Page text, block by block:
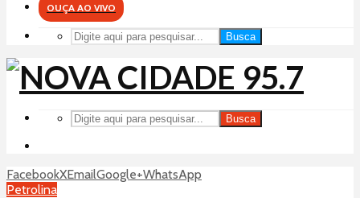
OUÇA AO VIVO
Busca
Busca
FacebookXEmailGoogle+WhatsApp
Petrolina